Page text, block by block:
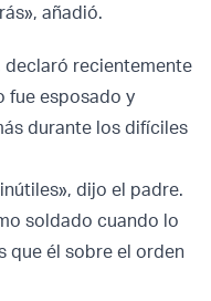
añadió.
declaró recientemente
fue esposado y
durante los difíciles
dijo el padre.
soldado cuando lo
que él sobre el orden